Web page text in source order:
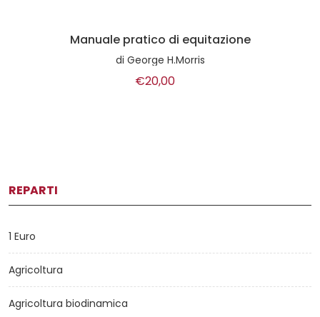
Manuale pratico di equitazione
di George H.Morris
€20,00
REPARTI
1 Euro
Agricoltura
Agricoltura biodinamica